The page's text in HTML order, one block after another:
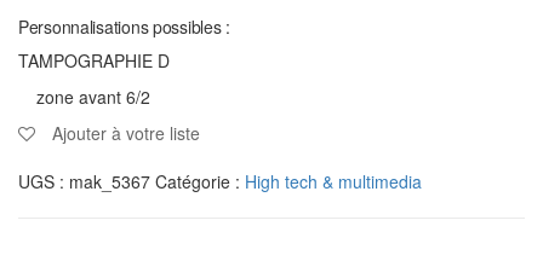
Personnalisations possibles :
TAMPOGRAPHIE D
zone avant 6/2
Ajouter à votre liste
UGS : mak_5367 Catégorie : High tech & multimedia